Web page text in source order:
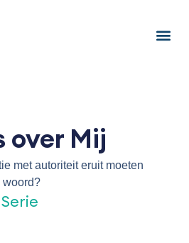
over Mij
met autoriteit eruit moeten
woord?